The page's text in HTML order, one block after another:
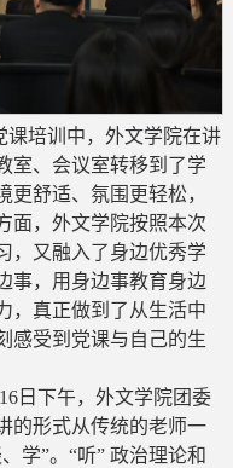
课培训中，外文学院在讲
室、会议室转移到了学
舒适、氛围更轻松，
面，外文学院按照本次
，又融入了身边优秀学
事，用身边事教育身边
，真正做到了从生活中
感受到党课与自己的生
日下午，外文学院团委
的形式从传统的老师一
学”。“听” 政治理论和